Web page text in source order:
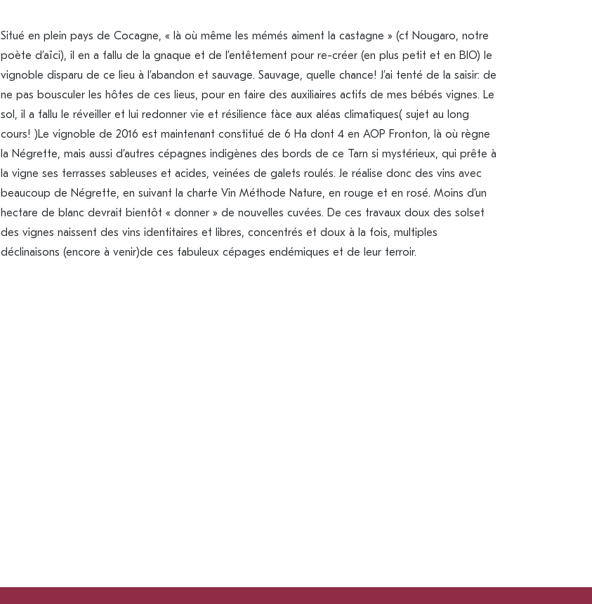
Situé en plein pays de Cocagne, « là où même les mémés aiment la castagne » (cf Nougaro, notre
poète d’aïci), il en a fallu de la gnaque et de l’entêtement pour re-créer (en plus petit et en BIO) le
vignoble disparu de ce lieu à l’abandon et sauvage. Sauvage, quelle chance! J’ai tenté de la saisir: de
ne pas bousculer les hôtes de ces lieus, pour en faire des auxiliaires actifs de mes bébés vignes. Le
sol, il a fallu le réveiller et lui redonner vie et résilience fàce aux aléas climatiques( sujet au long
cours! )Le vignoble de 2016 est maintenant constitué de 6 Ha dont 4 en AOP Fronton, là où règne
la Négrette, mais aussi d’autres cépagnes indigènes des bords de ce Tarn si mystérieux, qui prête à
la vigne ses terrasses sableuses et acides, veinées de galets roulés. Je réalise donc des vins avec
beaucoup de Négrette, en suivant la charte Vin Méthode Nature, en rouge et en rosé. Moins d’un
hectare de blanc devrait bientôt « donner » de nouvelles cuvées. De ces travaux doux des solset
des vignes naissent des vins identitaires et libres, concentrés et doux à la fois, multiples
déclinaisons (encore à venir)de ces fabuleux cépages endémiques et de leur terroir.